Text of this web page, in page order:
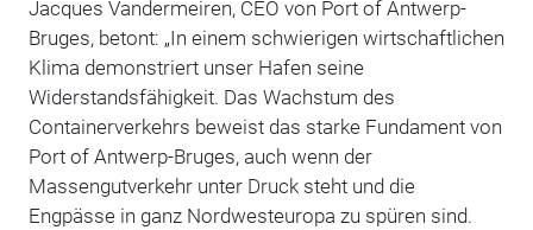
Jacques Vandermeiren, CEO von Port of Antwerp-
Bruges, betont: „In einem schwierigen wirtschaftlichen
Klima demonstriert unser Hafen seine
Widerstandsfähigkeit. Das Wachstum des
Containerverkehrs beweist das starke Fundament von
Port of Antwerp-Bruges, auch wenn der
Massengutverkehr unter Druck steht und die
Engpässe in ganz Nordwesteuropa zu spüren sind.